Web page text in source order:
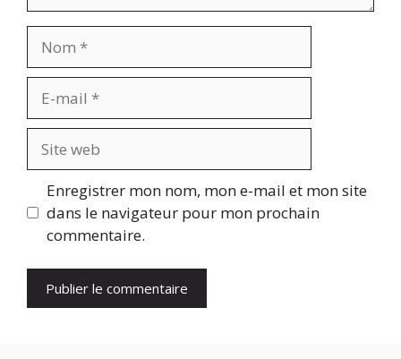
mail
web
Enregistrer mon nom, mon e-mail et mon site
dans le navigateur pour mon prochain
commentaire.